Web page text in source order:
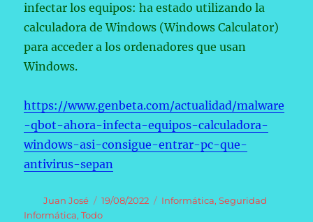
infectar los equipos: ha estado utilizando la
calculadora de Windows (Windows Calculator)
para acceder a los ordenadores que usan
Windows.
https://www.genbeta.com/actualidad/malware
-qbot-ahora-infecta-equipos-calculadora-
windows-asi-consigue-entrar-pc-que-
antivirus-sepan
Autor
Juan José
Publicado
el
19/08/2022 Categorías
Informática,Seguridad
Informática,Todo